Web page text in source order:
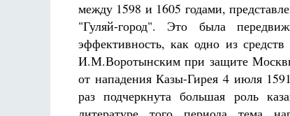
между 1598 и 1605 годами,
"Гуляй-город". Это была
эффективность, как одно из
И.М.Воротынским при защите
от нападения Казы-Гирея 4 июля 15
раз подчеркнута большая роль